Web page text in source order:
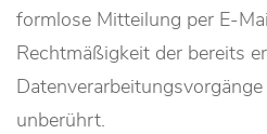
formlose Mitteilung per E-
Rechtmäßigkeit der bereits
unberührt.